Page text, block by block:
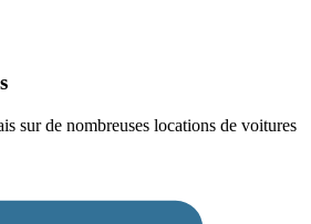
sur de nombreuses locations de voitures